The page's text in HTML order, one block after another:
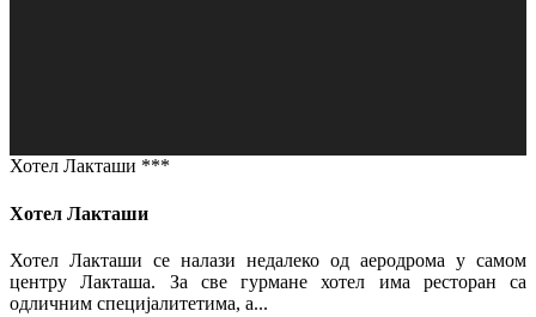
Хотел Лакташи ***
Хотел Лакташи
Хотел Лакташи се налази недалеко од аеродрома у самом
центру Лакташа. За све гурмане хотел има ресторан са
одличним специјалитетима, а...